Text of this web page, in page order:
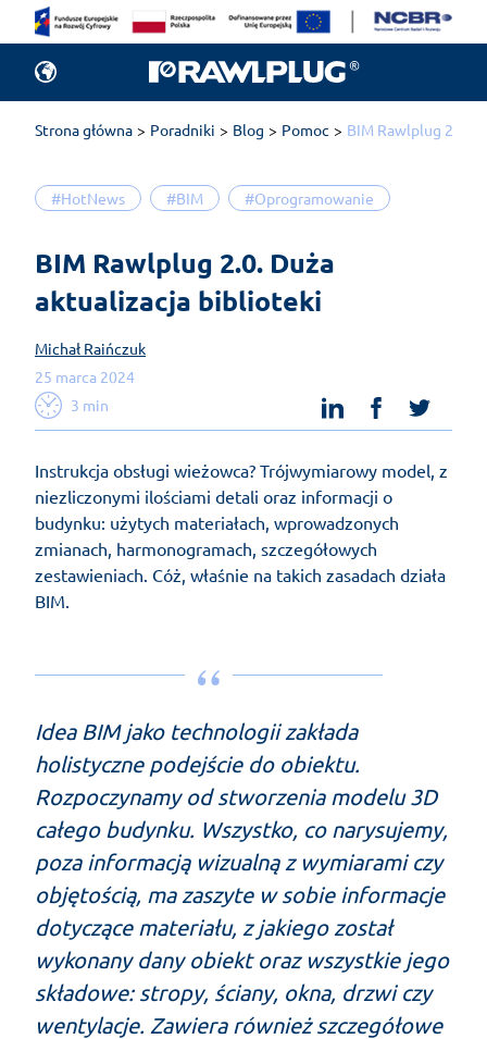
Strona główna Poradniki Blog Pomoc BIM Rawlplug 2.0.
#HotNews #BIM #Oprogramowanie
BIM Rawlplug 2.0. Duża
aktualizacja biblioteki
25 marca 2024
3 min
Michał Raińczuk
linkedinfacebook
Instrukcja obsługi wieżowca? Trójwymiarowy model, z
niezliczonymi ilościami detali oraz informacji o
budynku: użytych materiałach, wprowadzonych
zmianach, harmonogramach, szczegółowych
zestawieniach. Cóż, właśnie na takich zasadach działa
BIM.
Idea BIM jako technologii zakłada
holistyczne podejście do obiektu.
Rozpoczynamy od stworzenia modelu 3D
całego budynku. Wszystko, co narysujemy,
poza informacją wizualną z wymiarami czy
objętością, ma zaszyte w sobie informacje
dotyczące materiału, z jakiego został
wykonany dany obiekt oraz wszystkie jego
składowe: stropy, ściany, okna, drzwi czy
wentylacje. Zawiera również szczegółowe